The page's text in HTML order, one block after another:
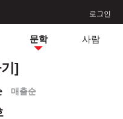
로그인
문학 사람
]
매출순